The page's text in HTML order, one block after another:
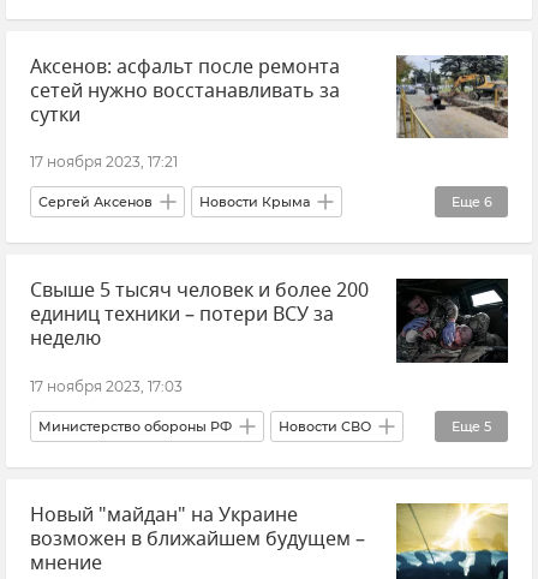
Транспорт Крым Краснодарский край
Симферополь Адлер Новости
Новости Крыма
Аксенов: асфальт после ремонта
сетей нужно восстанавливать за
сутки
17 ноября 2023, 17:21
Еще 6
Сергей Аксенов Новости Крыма
Крым Крымгазсети
ЖКХ Крыма и Севастополя Городская среда
Ремонт и строительство дорог в Крыму
Общество
Свыше 5 тысяч человек и более 200
единиц техники – потери ВСУ за
неделю
17 ноября 2023, 17:03
Еще 5
Министерство обороны РФ Новости СВО
Новые регионы России Работино
Днепр Купянск Потери ВСУ
Новый "майдан" на Украине
возможен в ближайшем будущем –
мнение